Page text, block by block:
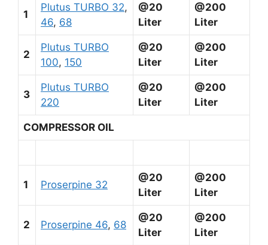
1
Plutus TURBO 32,
46, 68
@20
Liter
@200
Liter
2
Plutus TURBO
100, 150
@20
Liter
@200
Liter
3
Plutus TURBO
220
@20
Liter
@200
Liter
COMPRESSOR OIL
1 Proserpine 32
@20
Liter
@200
Liter
2 Proserpine 46, 68
@20
Liter
@200
Liter